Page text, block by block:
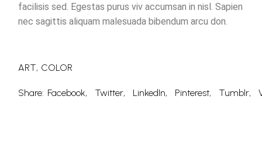
facilisis sed. Egestas purus viv accumsan in nisl. Sapien
nec sagittis aliquam malesuada bibendum arcu don.
ART COLOR
Share: Facebook Twitter LinkedIn Pinterest Tumblr